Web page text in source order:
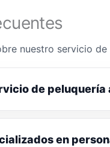
nuestro servicio
de
en